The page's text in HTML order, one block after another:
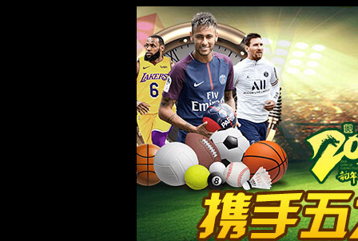
太阳集团城8722